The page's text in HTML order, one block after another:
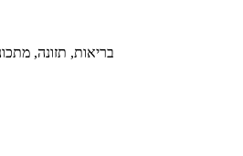
בריאות, תזונה,